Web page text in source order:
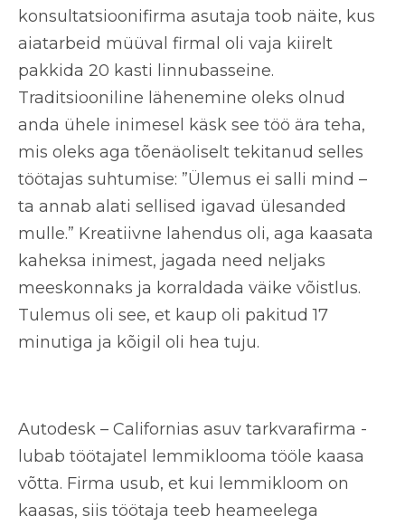
konsultatsioonifirma asutaja toob näite, kus
aiatarbeid müüval firmal oli vaja kiirelt
pakkida 20 kasti linnubasseine.
Traditsiooniline lähenemine oleks olnud
anda ühele inimesel käsk see töö ära teha,
mis oleks aga tõenäoliselt tekitanud selles
töötajas suhtumise: ”Ülemus ei salli mind –
ta annab alati sellised igavad ülesanded
mulle.” Kreatiivne lahendus oli, aga kaasata
kaheksa inimest, jagada need neljaks
meeskonnaks ja korraldada väike võistlus.
Tulemus oli see, et kaup oli pakitud 17
minutiga ja kõigil oli hea tuju.
Autodesk – Californias asuv tarkvarafirma -
lubab töötajatel lemmiklooma tööle kaasa
võtta. Firma usub, et kui lemmikloom on
kaasas, siis töötaja teeb heameelega